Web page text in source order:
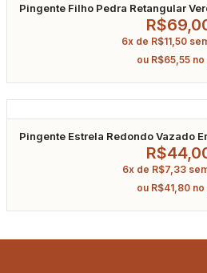
Pingente Filho Pedra Retangular
R$
6x de R$11,50
ou R$65,55 no
Pingente Estrela Redondo Vazado
R$
6x de R$7,33
ou R$41,80 no